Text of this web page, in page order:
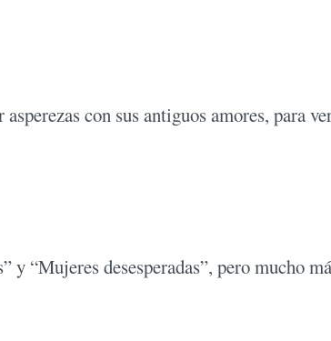
con sus antiguos amores, para
“Mujeres desesperadas”, pero mucho